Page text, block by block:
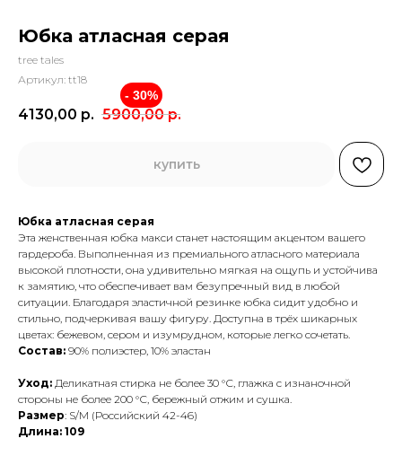
Юбка атласная серая
tree tales
Артикул: tt18
4130,00 р.
- 30%
5900,00 р.
купить
Юбка атласная серая
Эта женственная юбка макси станет настоящим акцентом вашего
гардероба. Выполненная из премиального атласного материала
высокой плотности, она удивительно мягкая на ощупь и устойчива
к замятию, что обеспечивает вам безупречный вид в любой
ситуации. Благодаря эластичной резинке юбка сидит удобно и
стильно, подчеркивая вашу фигуру. Доступна в трёх шикарных
цветах: бежевом, сером и изумрудном, которые легко сочетать.
Состав: 90% полиэстер, 10% эластан
Уход: Деликатная стирка не более 30 °С, глажка с изнаночной
стороны не более 200 °С, бережный отжим и сушка.
Размер: S/M (Российский 42-46)
Длина: 109